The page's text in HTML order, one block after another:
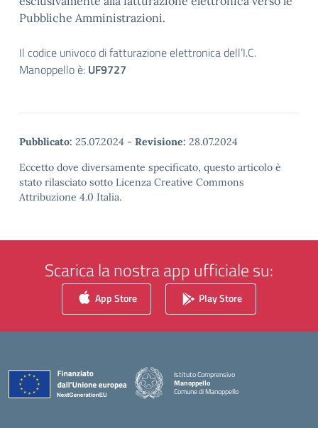
Pubbliche Amministrazioni.
Il codice univoco di fatturazione elettronica dell’I.C.
Manoppello è: UF9727
Pubblicato: 25.07.2024 - Revisione: 28.07.2024
Eccetto dove diversamente specificato, questo articolo è
stato rilasciato sotto Licenza Creative Commons
Attribuzione 4.0 Italia.
Scarica la nostra app ufficiale su:
App Store Play Store
Istituto Comprensivo
Manoppello
Comune di Manoppello
— Visita la pagina iniziale della scuola